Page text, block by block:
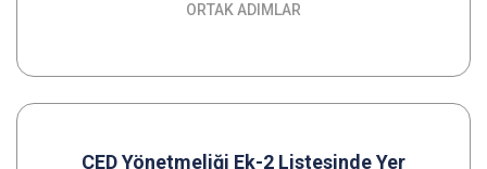
ORTAK ADIMLAR
ÇED Yönetmeliği Ek-2 Listesinde Yer